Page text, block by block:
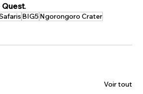
Quest.
BIG5Ngorongoro Crater
Voir tout